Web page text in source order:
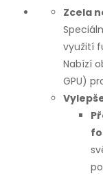
Zcela
využití
Nabízí
GPU)